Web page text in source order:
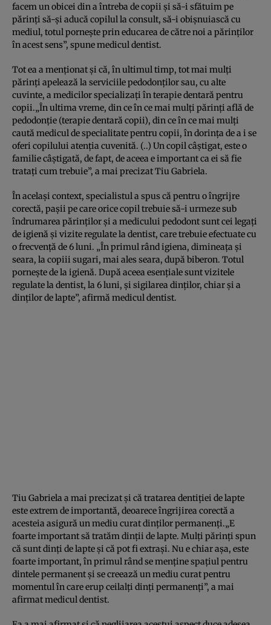
facem un obicei din a întreba de copii şi să-i sfătuim pe
părinţi să-şi aducă copilul la consult, să-i obişnuiască cu
mediul, totul porneşte prin educarea de către noi a părinţilor
în acest sens”, spune medicul dentist.
Tot ea a menţionat şi că, în ultimul timp, tot mai mulţi
părinţi apelează la serviciile pedodonţilor sau, cu alte
cuvinte, a medicilor specializaţi în terapie dentară pentru
copii.„În ultima vreme, din ce în ce mai mulţi părinţi află de
pedodonţie (terapie dentară copii), din ce în ce mai mulţi
caută medicul de specialitate pentru copii, în dorinţa de a i se
oferi copilului atenţia cuvenită. (..) Un copil câştigat, este o
familie câştigată, de fapt, de aceea e important ca ei să fie
trataţi cum trebuie”, a mai precizat Tiu Gabriela.
În acelaşi context, specialistul a spus că pentru o îngrijre
corectă, paşii pe care orice copil trebuie să-i urmeze sub
îndrumarea părinţilor şi a medicului pedodont sunt cei legaţi
de igienă şi vizite regulate la dentist, care trebuie efectuate cu
o frecvenţă de 6 luni. „În primul rând igiena, dimineaţa şi
seara, la copiii sugari, mai ales seara, după biberon. Totul
porneşte de la igienă. După aceea esenţiale sunt vizitele
regulate la dentist, la 6 luni, şi sigilarea dinţilor, chiar şi a
dinţilor de lapte”, afirmă medicul dentist.
Tiu Gabriela a mai precizat şi că tratarea dentiţiei de lapte
este extrem de importantă, deoarece îngrijirea corectă a
acesteia asigură un mediu curat dinţilor permanenţi.„E
foarte important să tratăm dinţii de lapte. Mulţi părinţi spun
că sunt dinţi de lapte şi că pot fi extraşi. Nu e chiar aşa, este
foarte important, în primul rând se menţine spaţiul pentru
dintele permanent şi se creează un mediu curat pentru
momentul în care erup ceilalţi dinţi permanenţi”, a mai
afirmat medicul dentist.